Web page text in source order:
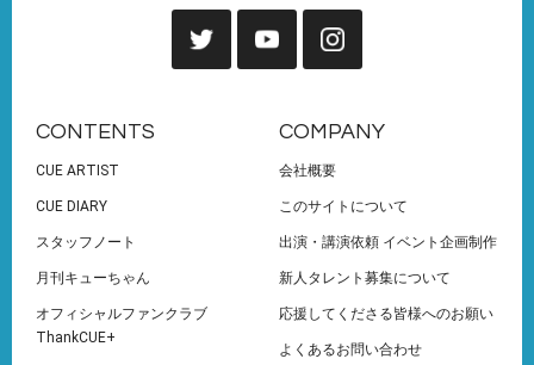
CONTENTS
CUE ARTIST
CUE DIARY
スタッフノート
月刊キューちゃん
オフィシャルファンクラブ
ThankCUE+
COMPANY
会社概要
このサイトについて
出演・講演依頼 イベント企画制作
新人タレント募集について
応援してくださる皆様へのお願い
よくあるお問い合わせ